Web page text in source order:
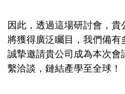
因此，透過這場研討會，
將獲得廣泛矚目，我們備有
誠摯邀請貴公司成為本次會
繫洽談，鏈結產學至全球！